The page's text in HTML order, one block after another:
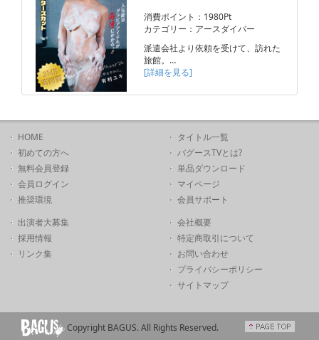
消費ポイント：1980Pt
カテゴリー：アースダイバー
派遣会社より依頼を受けて、訪れた
旅館。…
[詳細を見る]
HOME
初めての方へ
無料会員登録
会員ログイン
推奨環境
タイトル一覧
バグースTVとは?
単品ダウンロード
マイページ
会員サポート
出演者大募集
採用情報
リンク集
会社概要
特定商取引について
お問い合わせ
プライバシーポリシー
サイトマップ
Copyright BAGUS. All Rights Reserved.